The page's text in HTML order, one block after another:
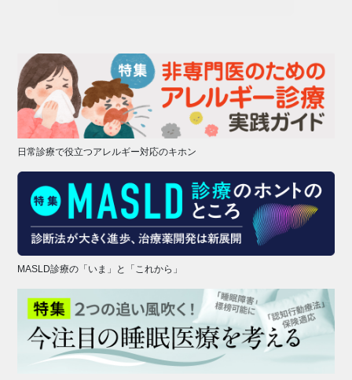
日常診療で役立つアレルギー対応のキホン
MASLD診療の「いま」と「これから」